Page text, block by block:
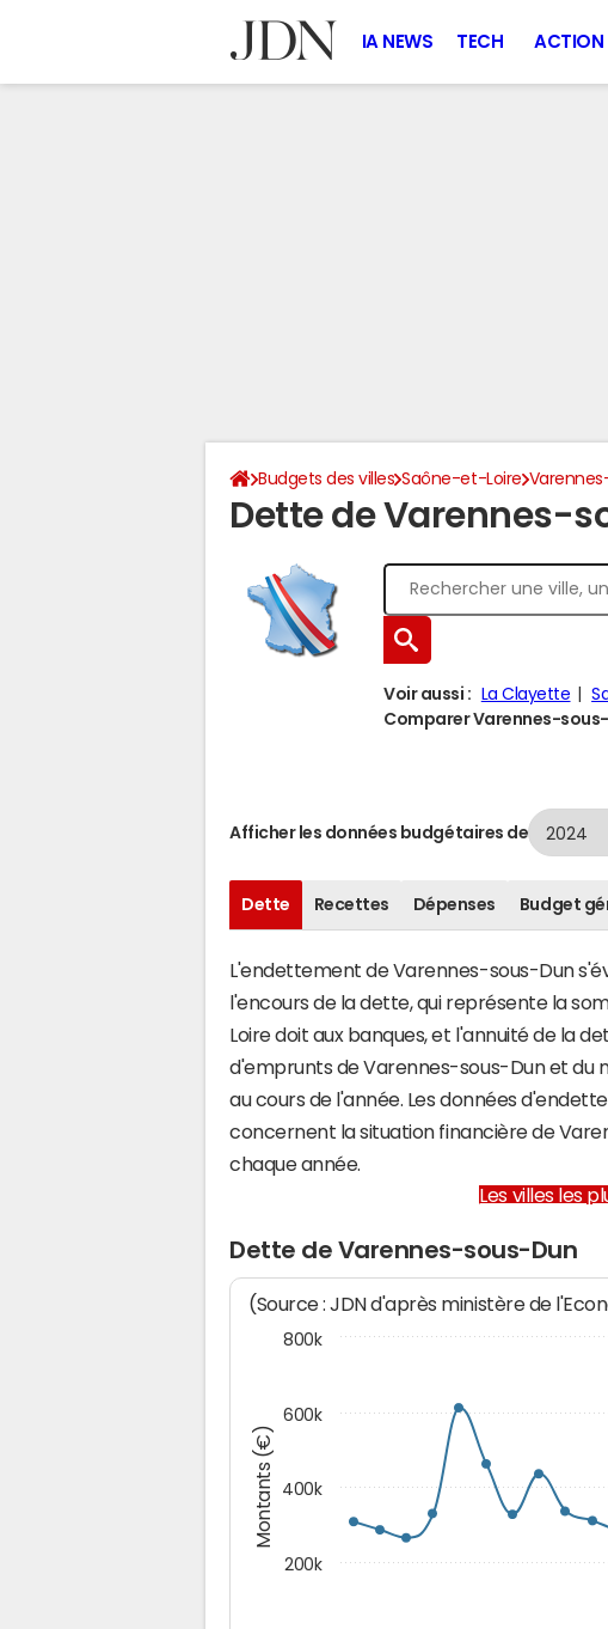
IA NEWS TECH ACTION
Budgets des villes Saône-et-Loire
Dette de Varennes-
Voir aussi : La Clayette
Comparer Varennes-
Afficher les données budgétaires de
Dette Recettes Dépenses Budget
L'endettement de Varennes-sous-Dun
l'encours de la dette, qui représente la
Loire doit aux banques, et l'annuité de la
d'emprunts de Varennes-sous-Dun et du
au cours de l'année. Les données
concernent la situation financière de
chaque année.
Les villes les
Dette de Varennes-sous-Dun
Montants (€)
(Source : JDN d'après ministère de
200k
400k
600k
800k